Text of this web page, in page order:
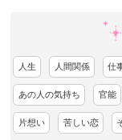
人生 人間関係 仕
あの人の気持ち 官能
片想い 苦しい恋